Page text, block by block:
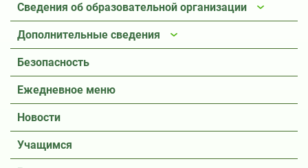
Сведения об образовательной организации
Дополнительные сведения
Безопасность
Ежедневное меню
Новости
Учащимся